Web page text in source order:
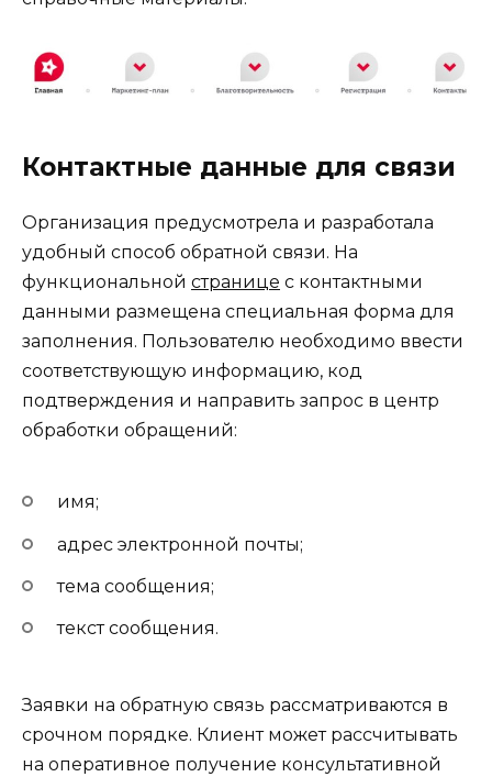
Контактные данные для связи
Организация предусмотрела и разработала
удобный способ обратной связи. На
функциональной странице с контактными
данными размещена специальная форма для
заполнения. Пользователю необходимо ввести
соответствующую информацию, код
подтверждения и направить запрос в центр
обработки обращений:
имя;
адрес электронной почты;
тема сообщения;
текст сообщения.
Заявки на обратную связь рассматриваются в
срочном порядке. Клиент может рассчитывать
на оперативное получение консультативной